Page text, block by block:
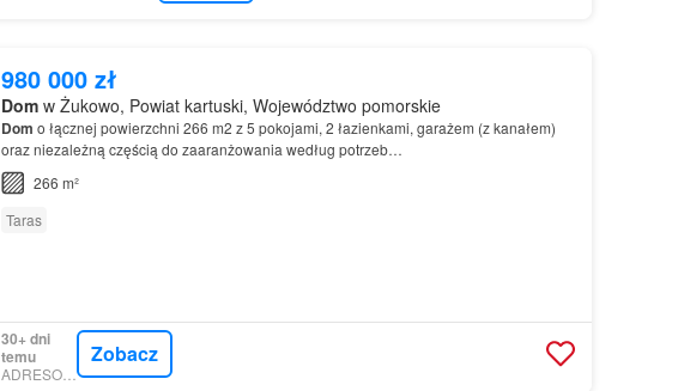
980 000 zł
Domw Żukowo, Powiat kartuski, Województwo pomorskie
Dom o łącznej powierzchni 266 m2 z 5 pokojami, 2 łazienkami, garażem (z kanałem)
oraz niezależną częścią do zaaranżowania według potrzeb…
266 m²
Taras
30+ dni
temu
ADRESOWO
Zobacz